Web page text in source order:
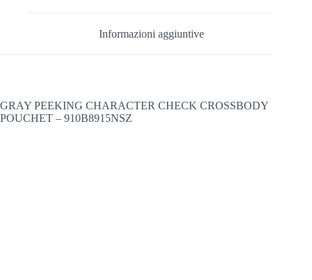
Informazioni aggiuntive
GRAY PEEKING CHARACTER CHECK CROSSBODY
POUCHET – 910B8915NSZ